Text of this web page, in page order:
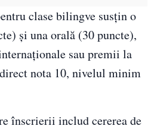
clase bilingve susțin o
și una orală (30 puncte),
sau premii la
nota 10, nivelul minim
înscrierii includ cererea de